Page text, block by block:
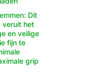
Dit
veruit het
en veilige
fijn te
grip